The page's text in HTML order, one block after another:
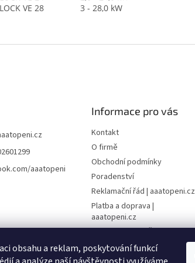
obsahu a reklam, poskytování funkcí
VE 28
3 - 28,0 kW
aaatopeni
Informace pro vás
Kontakt
O firmě
Obchodní podmínky
Poradenství
Reklamační řád | aaatopeni.cz
Platba a doprava |
aaatopeni.cz
Ceník dopravy - Česká pošta
Ceník dopravy - Toptrans